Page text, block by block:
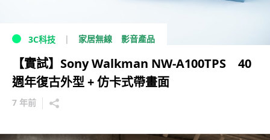
3C科技 家居無線 影音產品
【實試】Sony Walkman NW-A100TPS 40
週年復古外型 + 仿卡式帶畫面
7 年前